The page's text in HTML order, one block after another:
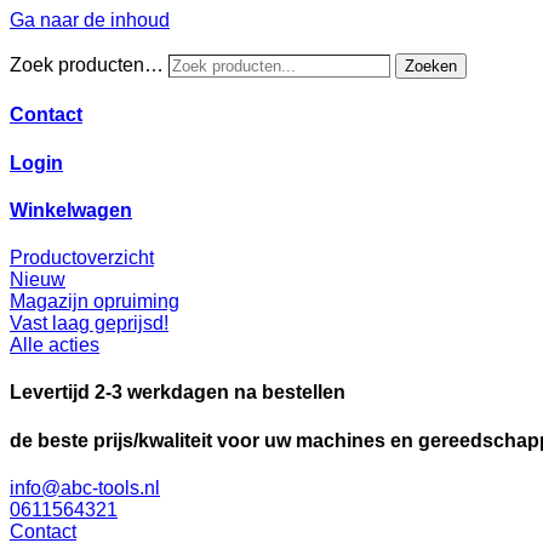
Ga naar de inhoud
Zoek producten… Zoeken
Contact
Login
Winkelwagen
Productoverzicht
Nieuw
Magazijn opruiming
Vast laag geprijsd!
Alle acties
Levertijd 2-3 werkdagen na bestellen
de beste prijs/kwaliteit voor uw machines en
info@abc-tools.nl
0611564321
Contact